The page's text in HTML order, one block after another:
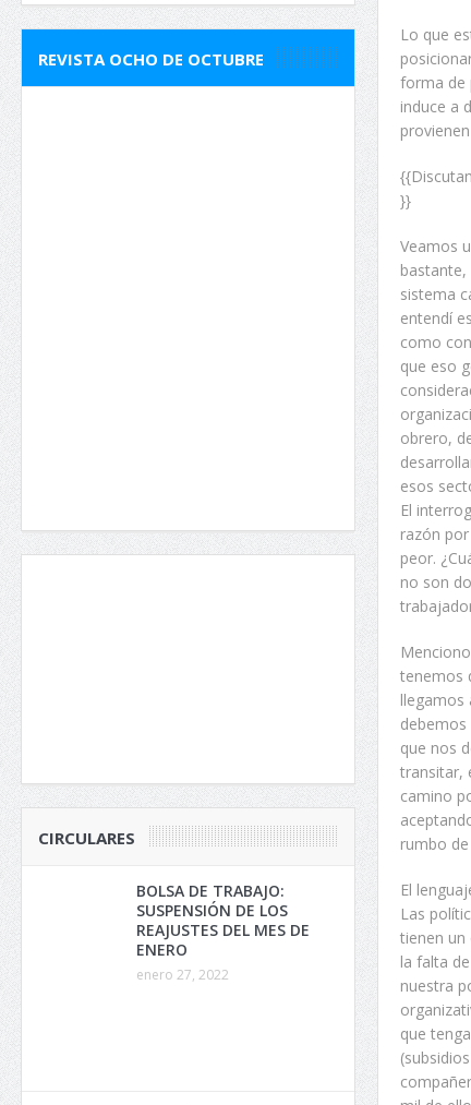
Lo que
forma de
induce a
}}
Veamos
bastante,
sistema
entendí
como
que eso
obrero,
esos
El
razón
peor.
no son
tenemos
llegamos
que nos
transitar,
camino
rumbo
El
Las
tienen un
la falta
nuestra
que
REVISTA OCHO DE OCTUBRE
CIRCULARES
BOLSA DE TRABAJO:
SUSPENSIÓN DE LOS
REAJUSTES DEL MES DE
ENERO
enero 27, 2022